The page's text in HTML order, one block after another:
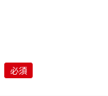
必須